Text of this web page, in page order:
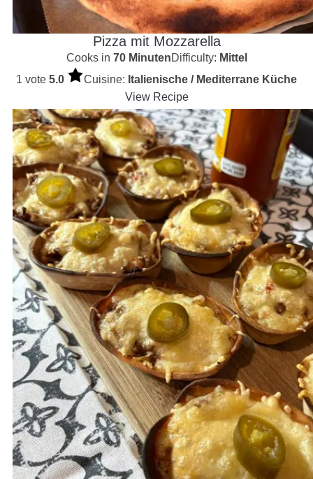
Pizza mit Mozzarella
Cooks in 70 MinutenDifficulty: Mittel
1 vote 5.0 Cuisine: Italienische / Mediterrane Küche
View Recipe